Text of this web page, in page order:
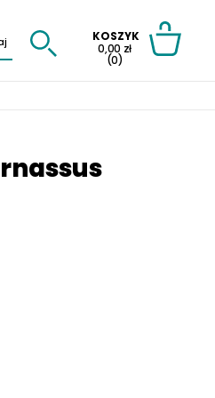
KOSZYK
0,00 zł
(0)